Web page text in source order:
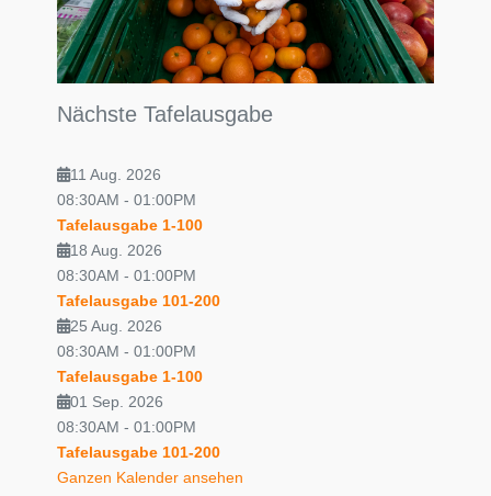
Nächste Tafelausgabe
11 Aug. 2026
08:30AM - 01:00PM
Tafelausgabe 1-100
18 Aug. 2026
08:30AM - 01:00PM
Tafelausgabe 101-200
25 Aug. 2026
08:30AM - 01:00PM
Tafelausgabe 1-100
01 Sep. 2026
08:30AM - 01:00PM
Tafelausgabe 101-200
Ganzen Kalender ansehen